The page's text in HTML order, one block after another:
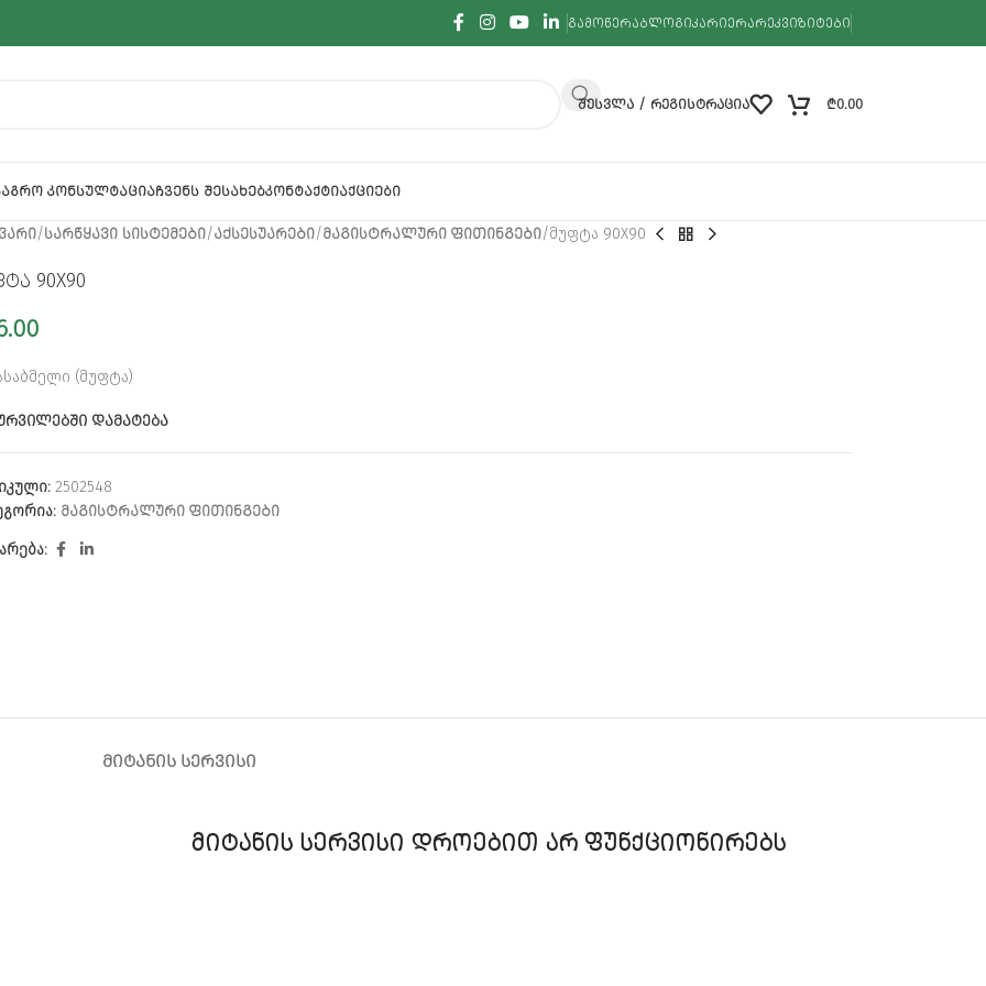
ᲒᲐᲛᲝᲬᲔᲠᲐᲑᲚᲝᲒᲘᲙᲐᲠᲘᲔᲠᲐᲠᲔᲙᲕᲘᲖᲘᲢᲔᲑᲘ
ᲨᲔᲡᲕᲚᲐ / ᲠᲔᲒᲘᲡᲢᲠᲐᲪᲘᲐ ₾0.00
ᲐᲒᲠᲝ ᲙᲝᲜᲡᲣᲚᲢᲐᲪᲘᲐᲩᲕᲔᲜᲡ ᲨᲔᲡᲐᲮᲔᲑᲙᲝᲜᲢᲐᲥᲢᲘᲐᲥᲪᲘᲔᲑᲘ
ᲡᲐᲠᲬᲧᲐᲕᲘ ᲡᲘᲡᲢᲔᲛᲔᲑᲘ ᲐᲥᲡᲔᲡᲣᲐᲠᲔᲑᲘ ᲛᲐᲒᲘᲡᲢᲠᲐᲚᲣᲠᲘ ᲤᲘᲗᲘᲜᲒᲔᲑᲘ მუფტა 90X90
90X90
(მუფტა)
ᲓᲐᲛᲐᲢᲔᲑᲐ
2502548
ᲛᲐᲒᲘᲡᲢᲠᲐᲚᲣᲠᲘ ᲤᲘᲗᲘᲜᲒᲔᲑᲘ
ᲛᲘᲢᲐᲜᲘᲡ ᲡᲔᲠᲕᲘᲡᲘ
ᲛᲘᲢᲐᲜᲘᲡ ᲡᲔᲠᲕᲘᲡᲘ ᲓᲠᲝᲔᲑᲘᲗ ᲐᲠ ᲤᲣᲜᲥᲪᲘᲝᲜᲘᲠᲔᲑᲡ